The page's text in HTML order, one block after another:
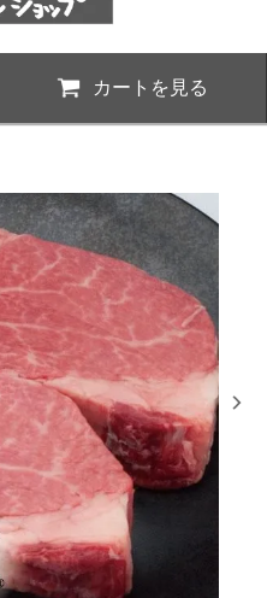
カートを見る